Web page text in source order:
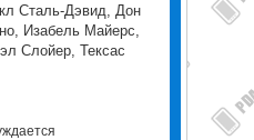
Сталь-Дэвид, Дон
Изабель Майерс,
Слойер, Тексас